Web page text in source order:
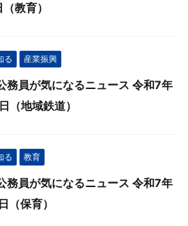
教育）
る 産業振興
務員が気になるニュース 令和7年
（地域鉄道）
る 教育
務員が気になるニュース 令和7年
（保育）